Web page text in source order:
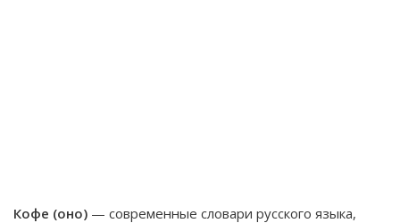
Кофе (оно) — современные словари русского языка,